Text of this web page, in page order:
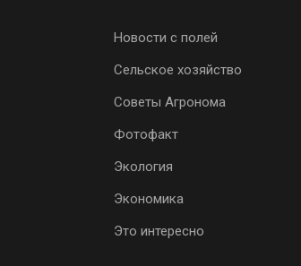
Новости с полей
Сельское хозяйство
Советы Агронома
Фотофакт
Экология
Экономика
Это интересно